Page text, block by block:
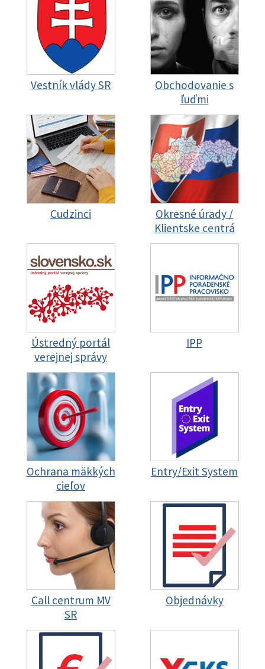
Vestník vlády SR
Obchodovanie s
ľuďmi
Cudzinci
Okresné úrady /
Klientske centrá
Ústredný portál
verejnej správy
IPP
Ochrana mäkkých
cieľov
Entry/Exit System
Call centrum MV
SR
Objednávky